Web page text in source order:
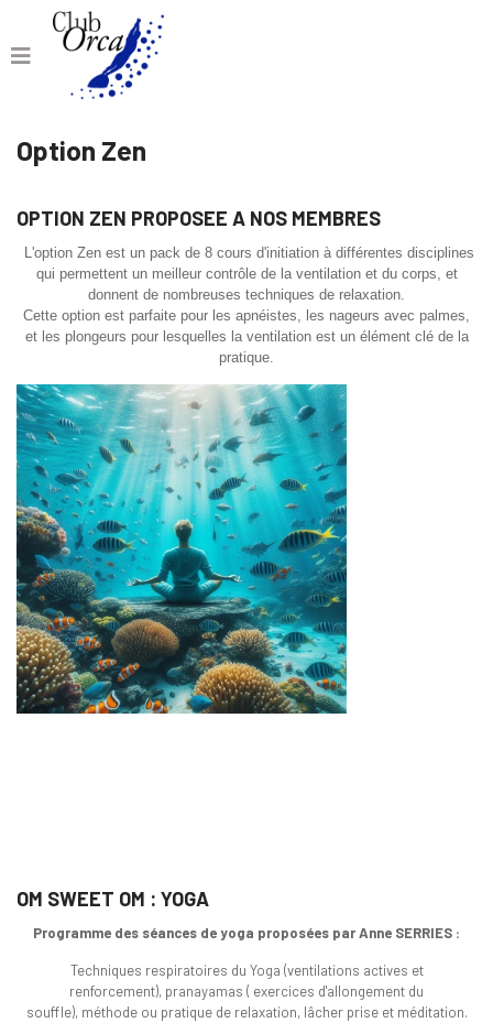
Option Zen
OPTION ZEN PROPOSEE A NOS MEMBRES
L'option Zen est un pack de 8 cours d'initiation à différentes disciplines
qui permettent un meilleur contrôle de la ventilation et du corps, et
donnent de nombreuses techniques de relaxation.
Cette option est parfaite pour les apnéistes, les nageurs avec palmes,
et les plongeurs pour lesquelles la ventilation est un élément clé de la
pratique.
OM SWEET OM : YOGA
Programme des séances de yoga proposées par Anne SERRIES :
Techniques respiratoires du Yoga (ventilations actives et
renforcement), pranayamas ( exercices d'allongement du
souffle), méthode ou pratique de relaxation, lâcher prise et méditation.